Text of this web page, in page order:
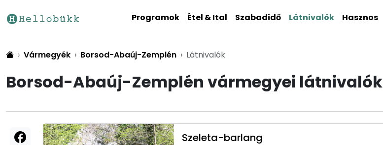
Programok Étel & Ital Szabadidő Látnivalók Hasznos
Vármegyék Borsod-Abaúj-Zemplén Látnivalók
Borsod-Abaúj-Zemplén vármegyei látnivalók
Szeleta-barlang